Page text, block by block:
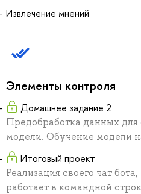
Извлечение мнений
Элементы контроля
Домашнее задание 2
Предобработка данных для
модели. Обучение модели
Итоговый проект
Реализация своего чат
работает в командной